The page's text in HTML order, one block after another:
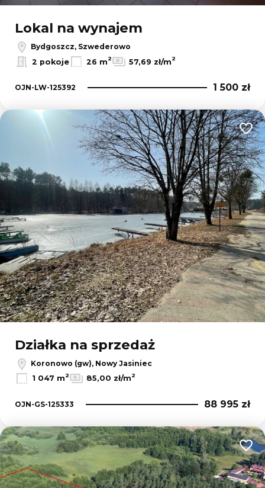
Lokal na wynajem
Bydgoszcz, Szwederowo
2 pokoje
26 m2 57,69 zł/m2
OJN-LW-125392 1 500 zł
Działka na sprzedaż
Koronowo (gw), Nowy Jasiniec
1 047 m2 85,00 zł/m2
OJN-GS-125333 88 995 zł